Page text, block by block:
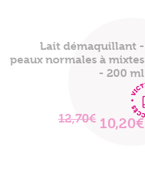
Lait démaquillant -
peaux normales à mixtes
- 200 ml
12,70€ 10,20€